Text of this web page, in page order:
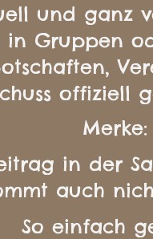
und ganz
Gruppen
offiziell
Merke:
in der
auch
So einfach